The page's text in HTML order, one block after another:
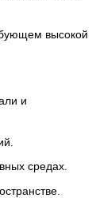
высокой
и
средах.